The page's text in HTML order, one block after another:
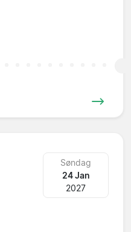
Søndag
24 Jan
2027